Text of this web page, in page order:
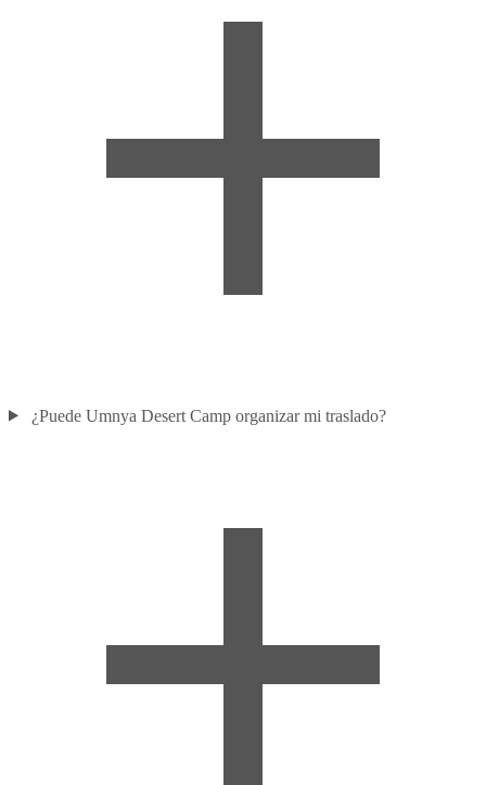
¿Puede Umnya Desert Camp organizar mi traslado?